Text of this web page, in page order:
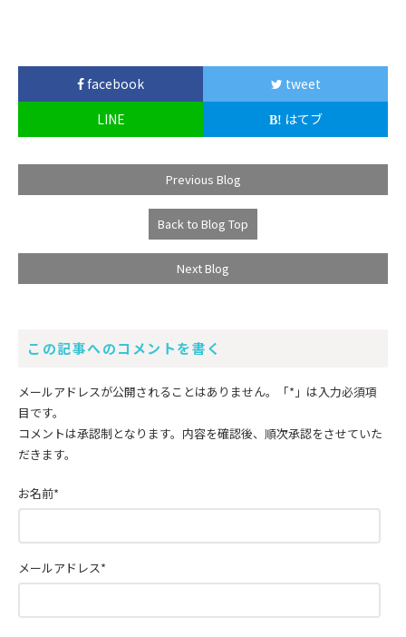
facebook
tweet
LINE
はてブ
Previous Blog
Back to Blog Top
Next Blog
この記事へのコメントを書く
メールアドレスが公開されることはありません。 「*」 は入力必須項
目です。
コメントは承認制となります。内容を確認後、順次承認をさせていた
だきます。
お名前*
メールアドレス*